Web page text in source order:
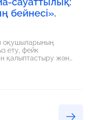
бейнесі».
оқушыларының
ету, фейк
қалыптастыру және